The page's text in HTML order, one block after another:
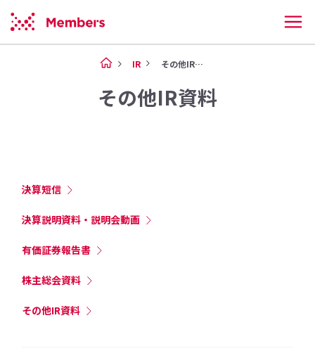
IR その他IR資料
その他IR資料
決算短信
決算説明資料・説明会動画
有価証券報告書
株主総会資料
その他IR資料